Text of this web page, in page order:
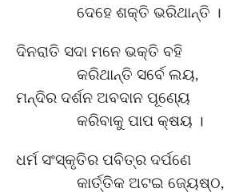
ଦେହେ ଶକ୍ତି ଭରିଥାନ୍ତି ।
ଦିନରାତି ସଦା ମନେ ଭକ୍ତି ବହି
କରିଥାନ୍ତି ସର୍ବେ ଲୟ,
ମନ୍ଦିର ଦର୍ଶନ ଅବଦାନ ପୂଣ୍ୟେ
କରିବାକୁ ପାପ କ୍ଷୟ ।
ଧର୍ମ ସଂସ୍କୃତିର ପବିତ୍ର ଦର୍ପଣେ
କାର୍ତ୍ତିକ ଅଟଇ ଜ୍ୟେଷ୍ଠ,